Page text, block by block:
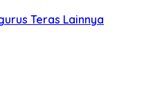
Teras Lainnya